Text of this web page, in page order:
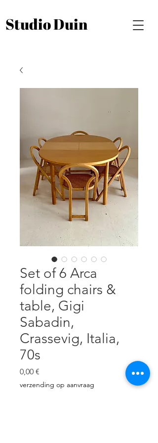
Studio Duin
Set of 6 Arca
folding chairs &
table, Gigi
Sabadin,
Crassevig, Italia,
70s
0,00 €
verzending op aanvraag